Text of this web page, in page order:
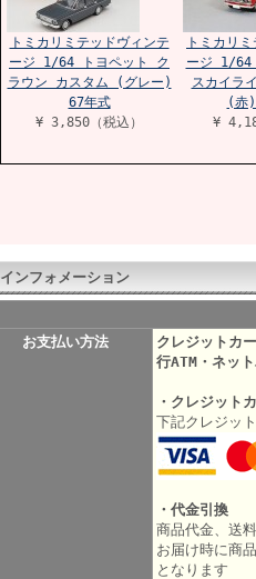
トミカリミテッドヴィンテ
ージ 1/64 トヨペット ク
ラウン カスタム (グレー)
67年式
¥ 3,850（税込）
トミカリ
ージ 1/64
スカイラ
(赤
¥
インフォメーション
お支払い方法
クレジットカ
行ATM・ネッ
・クレジット
下記クレジッ
・代金引換
商品代金、送
お届け時に商
となります